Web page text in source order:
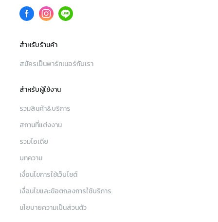
สำหรับร้านค้า
สมัครเป็นพาร์ทเนอร์กับเรา
สำหรับผู้ใช้งาน
รวมสินค้า&บริการ
สถานที่แต่งงาน
รวมไอเดีย
บทความ
เงื่อนไขการใช้เว็บไซต์
เงื่อนไขและข้อตกลงการใช้บริการ
นโยบายความเป็นส่วนตัว